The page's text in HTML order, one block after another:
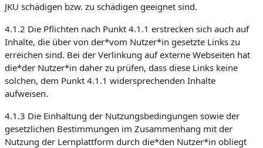
JKU schädigen bzw. zu schädigen geeignet sind.
4.1.2 Die Pflichten nach Punkt 4.1.1 erstrecken sich auch auf
Inhalte, die über von der*vom Nutzer*in gesetzte Links zu
erreichen sind. Bei der Verlinkung auf externe Webseiten hat
die*der Nutzer*in daher zu prüfen, dass diese Links keine
solchen, dem Punkt 4.1.1 widersprechenden Inhalte
aufweisen.
4.1.3 Die Einhaltung der Nutzungsbedingungen sowie der
gesetzlichen Bestimmungen im Zusammenhang mit der
Nutzung der Lernplattform durch die*den Nutzer*in obliegt